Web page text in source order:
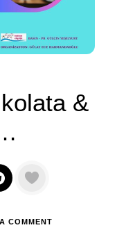
&
COMMENT